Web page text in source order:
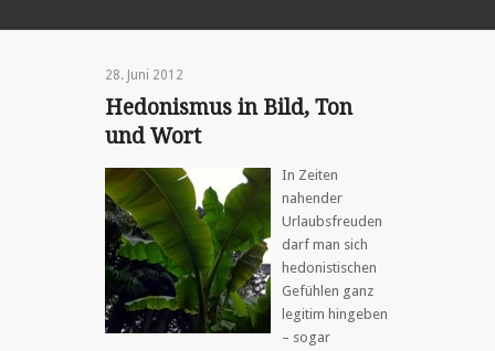
28. Juni 2012
Hedonismus in Bild, Ton
und Wort
In Zeiten
nahender
Urlaubsfreuden
darf man sich
hedonistischen
Gefühlen ganz
legitim hingeben
– sogar